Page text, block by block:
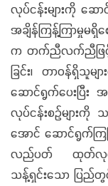
လုပ်ငန်းများကို ဆော
အချိန်ကြန့်ကြာမှုမ
က တက်ညီလက်ညီဖြင့် ဝို
ခြင်း၊ တာဝန်ရှိသူမ
ဆောင်ရွက်ပေးပြီး
လုပ်ငန်းစဉ်များကို
အောင် ဆောင်ရွက်ကြ
လည်ပတ် ထုတ်လုပ်ဆေ
သန့်ရှင်းသော ပြည်တွ